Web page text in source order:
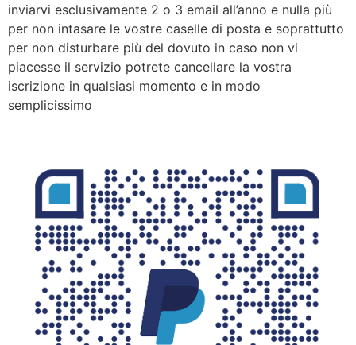
inviarvi esclusivamente 2 o 3 email all’anno e nulla più
per non intasare le vostre caselle di posta e soprattutto
per non disturbare più del dovuto in caso non vi
piacesse il servizio potrete cancellare la vostra
iscrizione in qualsiasi momento e in modo
semplicissimo